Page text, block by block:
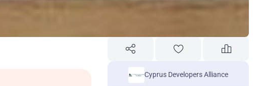
Cyprus Developers Alliance